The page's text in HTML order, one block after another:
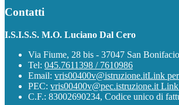
Contatti
I.S.I.S.S. M.O. Luciano Dal Cero
Via Fiume, 28 bis - 37047 San
Tel: 045.7611398 / 7610986
Email: vris00400v@istruzione.itLink
PEC: vris00400v@pec.istruzione.it Link
C.F.: 83002690234, Codice unico di